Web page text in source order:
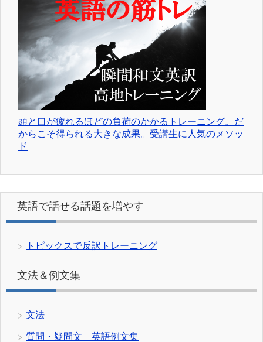
頭と口が疲れるほどの負荷のかかるトレーニング。だ
からこそ得られる大きな成果。受講生に人気のメソッ
ド
英語で話せる話題を増やす
トピックスで反訳トレーニング
文法＆例文集
文法
質問・疑問文 英語例文集